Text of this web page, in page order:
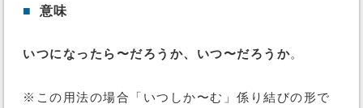
■ 意味
いつになったら〜だろうか、いつ〜だろうか。
※この用法の場合「いつしか〜む」係り結びの形で